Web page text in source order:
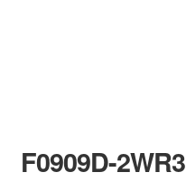
F0909D-2WR3